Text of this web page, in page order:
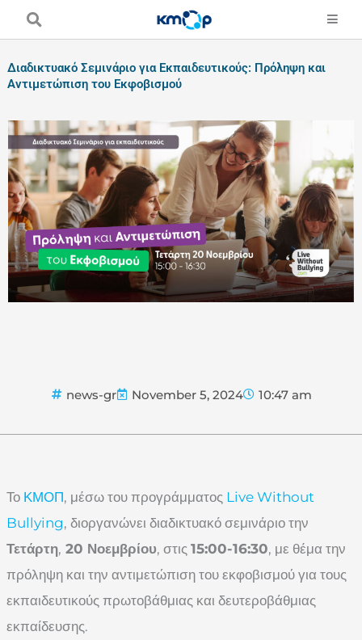
Διαδικτυακό Σεμινάριο για Εκπαιδευτικούς: Πρόληψη και
Αντιμετώπιση του Εκφοβισμού
news-gr November 5, 2024 10:47 am
Το ΚΜΟΠ, μέσω του προγράμματος Live Without
Bullying, διοργανώνει διαδικτυακό σεμινάριο την
Τετάρτη, 20 Νοεμβρίου, στις 15:00-16:30, με θέμα την
πρόληψη και την αντιμετώπιση του εκφοβισμού για τους
εκπαιδευτικούς πρωτοβάθμιας και δευτεροβάθμιας
εκπαίδευσης.